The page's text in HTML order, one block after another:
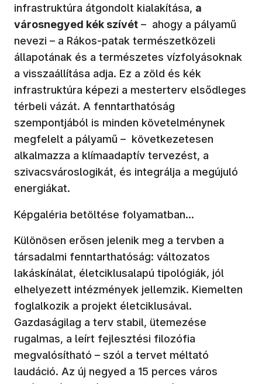
infrastruktúra átgondolt kialakítása, a
városnegyed kék szívét – ahogy a pályamű
nevezi – a Rákos-patak természetközeli
állapotának és a természetes vízfolyásoknak
a visszaállítása adja. Ez a zöld és kék
infrastruktúra képezi a mesterterv elsődleges
térbeli vázát. A fenntarthatóság
szempontjából is minden követelménynek
megfelelt a pályamű – következetesen
alkalmazza a klímaadaptív tervezést, a
szivacsvároslogikát, és integrálja a megújuló
energiákat.
Képgaléria betöltése folyamatban...
Különösen erősen jelenik meg a tervben a
társadalmi fenntarthatóság: változatos
lakáskínálat, életciklusalapú tipológiák, jól
elhelyezett intézmények jellemzik. Kiemelten
foglalkozik a projekt életciklusával.
Gazdaságilag a terv stabil, ütemezése
rugalmas, a leírt fejlesztési filozófia
megvalósítható – szól a tervet méltató
laudáció. Az új negyed a 15 perces város